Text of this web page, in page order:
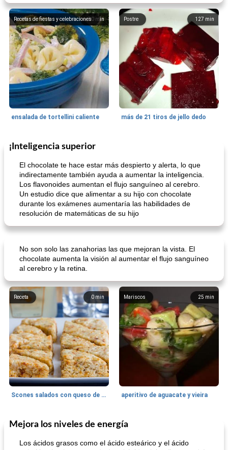
30 min
Recetas de fiestas y celebraciones
ensalada de tortellini caliente
127 min
Postre
más de 21 tiros de jello dedo
25min
Tarta
¡Inteligencia superior
El chocolate te hace estar más despierto y alerta, lo que
indirectamente también ayuda a aumentar la inteligencia.
Los flavonoides aumentan el flujo sanguíneo al cerebro.
Un estudio dice que alimentar a su hijo con chocolate
durante los exámenes aumentaría las habilidades de
resolución de matemáticas de su hijo
No son solo las zanahorias las que mejoran la vista. El
chocolate aumenta la visión al aumentar el flujo sanguíneo
al cerebro y la retina.
0 min
Receta
Scones salados con queso de cabra y tomates secados al sol
25 min
Mariscos
aperitivo de aguacate y vieira
20min
Postre Baja en proteínas
Mejora los niveles de energía
Los ácidos grasos como el ácido esteárico y el ácido